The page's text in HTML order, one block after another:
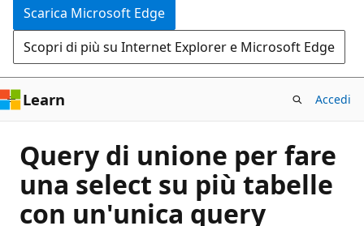
Scarica Microsoft Edge
Scopri di più su Internet Explorer e Microsoft Edge
Learn Accedi
Query di unione per fare
una select su più tabelle
con un'unica query